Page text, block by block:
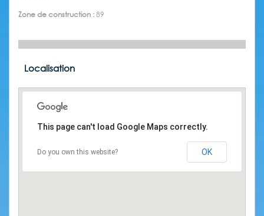
Zone de construction :89
Localisation
This page can't load Google Maps correctly.
Do you own this website? OK